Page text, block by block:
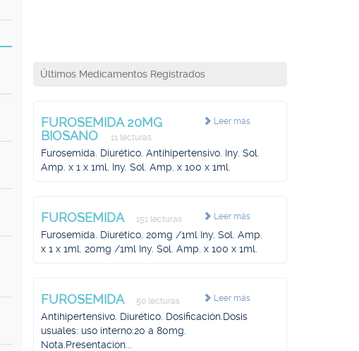
Últimos Medicamentos Registrados
Leer más
FUROSEMIDA 20MG
BIOSANO
11 lecturas
Furosemida. Diurético. Antihipertensivo. Iny. Sol.
Amp. x 1 x 1ml. Iny. Sol. Amp. x 100 x 1ml.
Leer más
FUROSEMIDA 151 lecturas
Furosemida. Diurético. 20mg /1ml Iny. Sol. Amp.
x 1 x 1ml. 20mg /1ml Iny. Sol. Amp. x 100 x 1ml.
Leer más
FUROSEMIDA 50 lecturas
Antihipertensivo. Diurético. Dosificación.Dosis
usuales: uso interno:20 a 80mg.
Nota.Presentacion...